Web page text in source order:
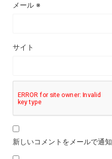
メール ※
サイト
新しいコメントをメールで通知